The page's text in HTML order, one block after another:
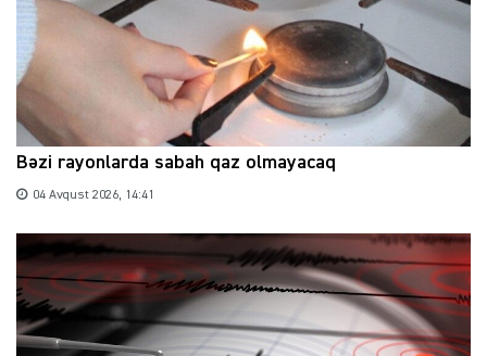
Bəzi rayonlarda sabah qaz olmayacaq
04 Avqust 2026, 14:41